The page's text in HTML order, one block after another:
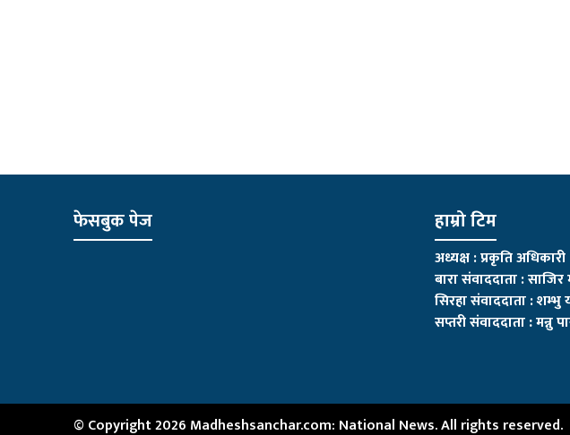
फेसबुक पेज हाम्रो टिम
अध्यक्ष : प्रकृति अधिकारी
बारा संवाददाता : साजिर
सिरहा संवाददाता : शम्भु
सप्तरी संवाददाता:मन्नु
© Copyright 2026 Madheshsanchar.com: National News. All rights reserved.